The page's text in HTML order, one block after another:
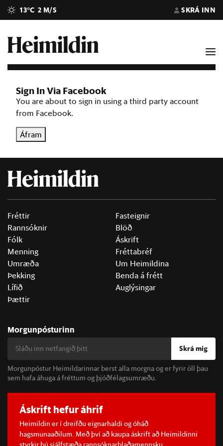
13°C 2 M/S SKRÁ INN
Sign In Via Facebook
You are about to sign in using a third party account
from Facebook.
Áfram
Fréttir
Rannsóknir
Fólk
Menning
Umræða
Þekking
Lífið
Þættir
Fasteignir
Blöð
Áskrift
Fréttabréf
Um Heimildina
Benda á frétt
Auglýsingar
Morgunpósturinn
Skrá mig
Morgunpóstur Heimildarinnar berst alla morgna og er fyrir öll þau
sem hafa áhuga á fréttum og þjóðfélagsumræðu.
Áskrift hefur áhrif
Heimildin er í dreifðu eignarhaldi og óháð
hagsmunaaðilum. Með því að kaupa áskrift að Heimildinni